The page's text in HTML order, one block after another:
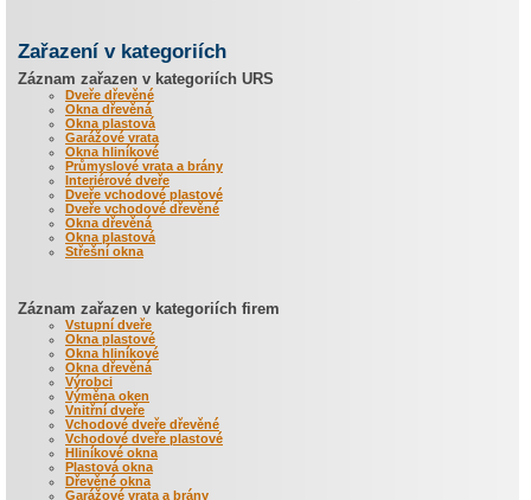
Zařazení v kategoriích
Záznam zařazen v kategoriích URS
Dveře dřevěné
Okna dřevěná
Okna plastová
Garážové vrata
Okna hliníkové
Průmyslové vrata a brány
Interiérové dveře
Dveře vchodové plastové
Dveře vchodové dřevěné
Okna dřevěná
Okna plastová
Střešní okna
Záznam zařazen v kategoriích firem
Vstupní dveře
Okna plastové
Okna hliníkové
Okna dřevěná
Výrobci
Výměna oken
Vnitřní dveře
Vchodové dveře dřevěné
Vchodové dveře plastové
Hliníkové okna
Plastová okna
Dřevěné okna
Garážové vrata a brány